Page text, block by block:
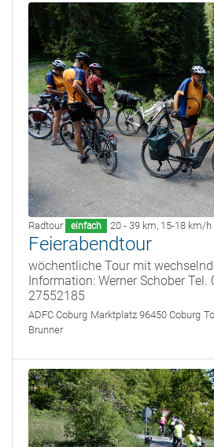
Radtour einfach 20 - 39 km, 15-18 km/h
Feierabendtour
wöchentliche Tour mit
Information: Werner Schober Tel.
27552185
ADFC Coburg Marktplatz 96450 Coburg
Brunner